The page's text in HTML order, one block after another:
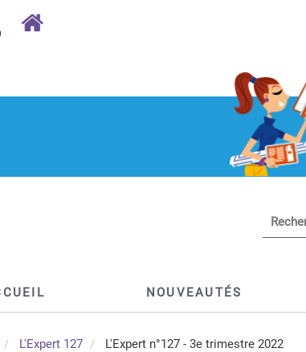
NOUVEAUTÉS
L'Expert 127 L'Expert n°127 - 3e trimestre 2022